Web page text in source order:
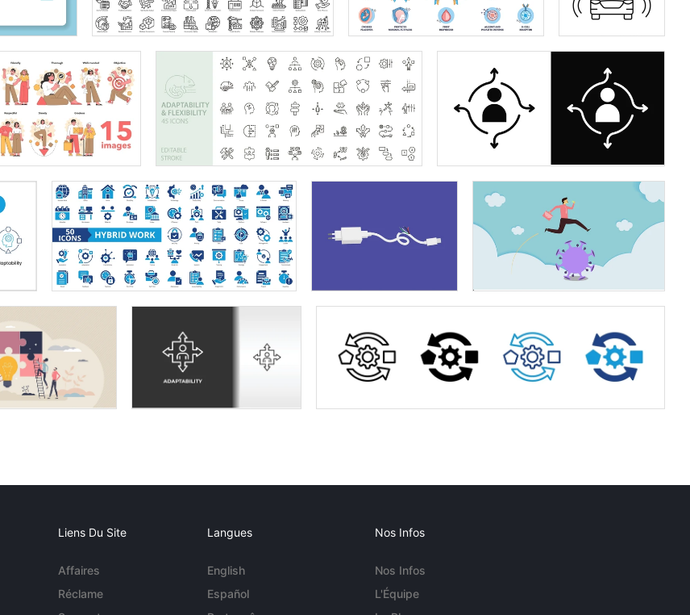
Liens Du Site
Affaires
Réclame
Langues
English
Español
Nos Infos
Nos Infos
L'Équipe